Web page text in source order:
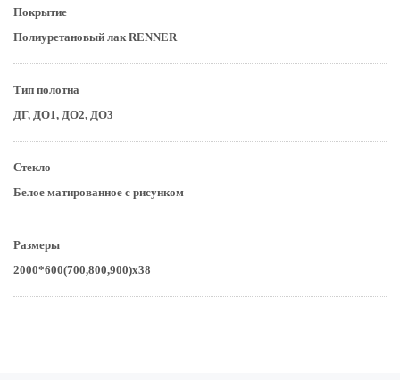
Покрытие
Полиуретановый лак RENNER
Тип полотна
ДГ, ДО1, ДО2, ДО3
Стекло
Белое матированное с рисунком
Размеры
2000*600(700,800,900)х38